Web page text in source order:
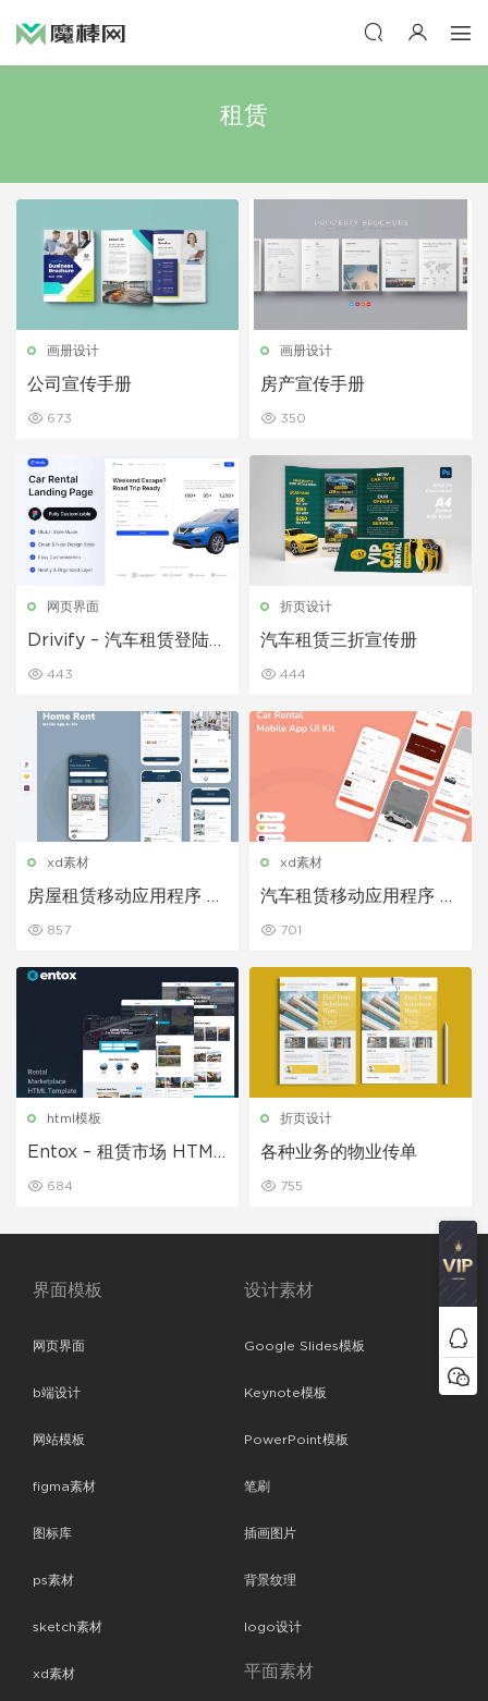
租赁
画册设计
公司宣传手册
673
画册设计
房产宣传手册
350
网页界面
Drivify – 汽车租赁登陆页
443
折页设计
汽车租赁三折宣传册
444
xd素材
房屋租赁移动应用程序 UI
857
xd素材
汽车租赁移动应用程序 UI
701
html模板
Entox – 租赁市场 HTML
684
折页设计
各种业务的物业传单
755
界面模板
网页界面
b端设计
网站模板
figma素材
图标库
ps素材
sketch素材
xd素材
设计素材
Google Slides模板
Keynote模板
PowerPoint模板
笔刷
插画图片
背景纹理
logo设计
平面素材